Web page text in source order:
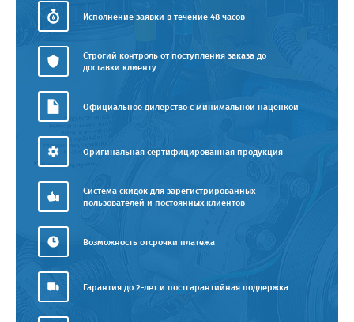
Исполнение заявки в течение 48 часов
Строгий контроль от поступления заказа до
доставки клиенту
Официальное дилерство с минимальной наценкой
Оригинальная сертифицированная продукция
Система скидок для зарегистрированных
пользователей и постоянных клиентов
Возможность отсрочки платежа
Гарантия до 2-лет и постгарантийная поддержка